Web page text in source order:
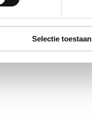
Selectie toestaan